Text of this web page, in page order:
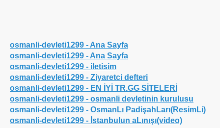
osmanli-devleti1299 - Ana Sayfa
osmanli-devleti1299 - Ana Sayfa
osmanli-devleti1299 - iletisim
osmanli-devleti1299 - Ziyaretci defteri
osmanli-devleti1299 - EN İYİ TR.GG SİTELERİ
osmanli-devleti1299 - osmanli devletinin kurulusu
osmanli-devleti1299 - OsmanLı PadişahLarı(ResimLi)
osmanli-devleti1299 - İstanbulun aLınışı(video)